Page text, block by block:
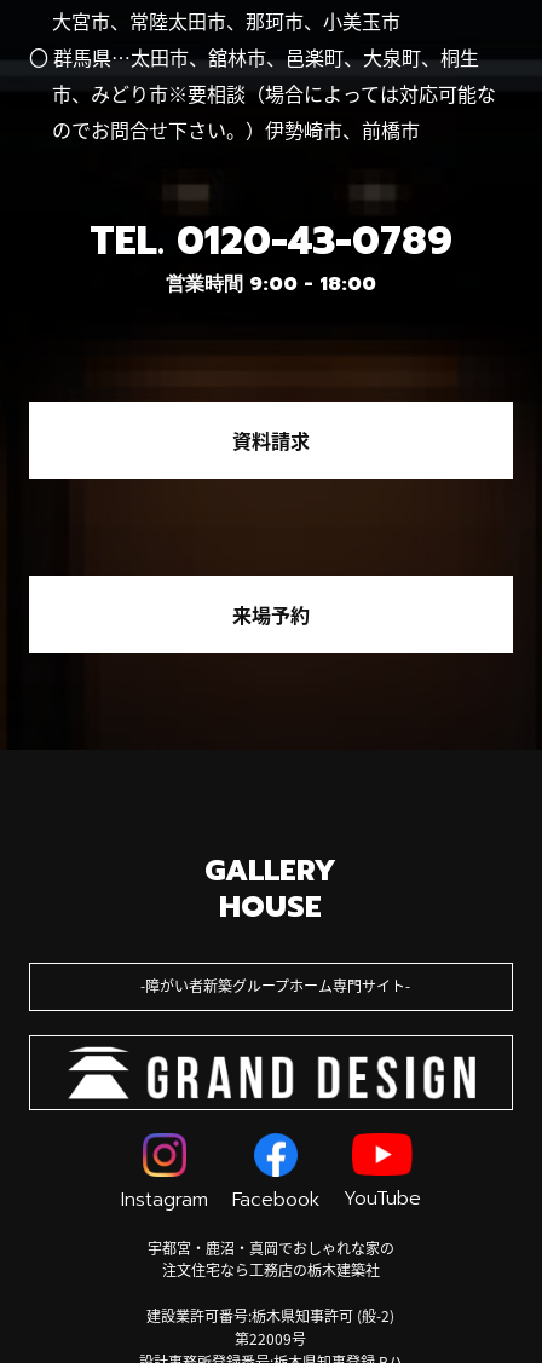
大宮市、常陸太田市、那珂市、小美玉市
〇 群馬県…太田市、舘林市、邑楽町、大泉町、桐生
市、みどり市※要相談（場合によっては対応可能な
のでお問合せ下さい。）伊勢崎市、前橋市
TEL. 0120-43-0789
営業時間 9:00 - 18:00
資料請求
来場予約
GALLERY
HOUSE
障がい者新築グループホーム専門サイト
Instagram Facebook YouTube
宇都宮・鹿沼・真岡でおしゃれな家の
注文住宅なら工務店の栃木建築社
建設業許可番号:栃木県知事許可 (般-2)
第22009号